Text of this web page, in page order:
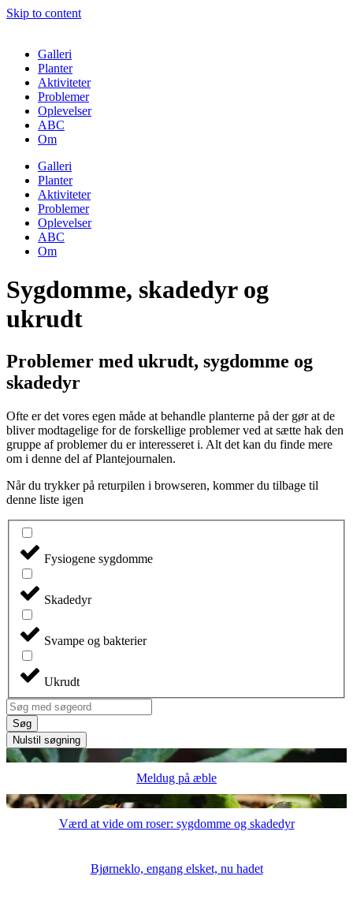
Skip to content
Galleri
Planter
Aktiviteter
Problemer
Oplevelser
ABC
Om
Galleri
Planter
Aktiviteter
Problemer
Oplevelser
ABC
Om
Sygdomme, skadedyr og
ukrudt
Problemer med ukrudt, sygdomme og
skadedyr
Ofte er det vores egen måde at behandle planterne på der gør at de
bliver modtagelige for de forskellige problemer ved at sætte hak den
gruppe af problemer du er interesseret i. Alt det kan du finde mere
om i denne del af Plantejournalen.
Når du trykker på returpilen i browseren, kommer du tilbage til
denne liste igen
Fysiogene sygdomme
Skadedyr
Svampe og bakterier
Ukrudt
Søg
Nulstil søgning
Meldug på æble
Værd at vide om roser: sygdomme og skadedyr
Bjørneklo, engang elsket, nu hadet